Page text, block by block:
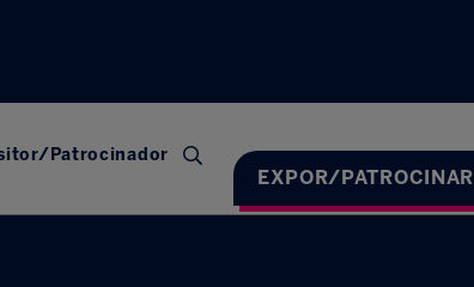
Patrocinador
EXPOR/PATROCINAR